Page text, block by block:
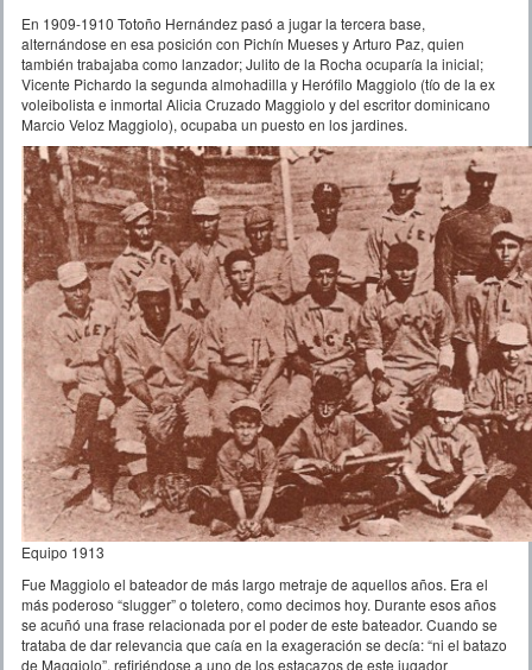
En 1909-1910 Totoño Hernández pasó a jugar la tercera base,
alternándose en esa posición con Pichín Mueses y Arturo Paz, quien
también trabajaba como lanzador; Julito de la Rocha ocuparía la inicial;
Vicente Pichardo la segunda almohadilla y Herófilo Maggiolo (tío de la ex
voleibolista e inmortal Alicia Cruzado Maggiolo y del escritor dominicano
Marcio Veloz Maggiolo), ocupaba un puesto en los jardines.
Equipo 1913
Fue Maggiolo el bateador de más largo metraje de aquellos años. Era el
más poderoso “slugger” o toletero, como decimos hoy. Durante esos años
se acuñó una frase relacionada por el poder de este bateador. Cuando se
trataba de dar relevancia que caía en la exageración se decía: “ni el batazo
de Maggiolo”, refiriéndose a uno de los estacazos de este jugador